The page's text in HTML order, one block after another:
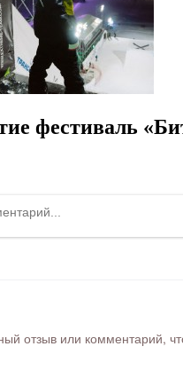
фестиваль
отзыв или комментарий,